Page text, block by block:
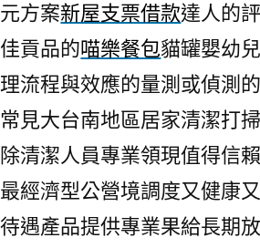
方案新屋支票借款達人的
貢品的喵樂餐包貓罐嬰幼
流程與效應的量測或偵測
見大台南地區居家清潔打
清潔人員專業領現值得信
經濟型公營境調度又健康
遇產品提供專業果給長期